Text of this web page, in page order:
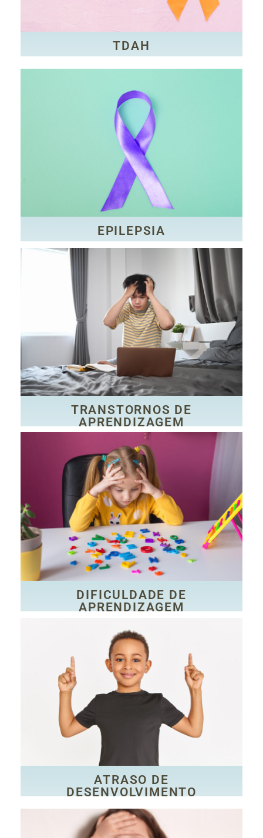
TDAH
O transtorno do déficit de atenção e hiperatividade é
EPILEPSIA
EPILEPSIA
A epilepsia é um distúrbio neurológico muito
comum, caracterizado por crises epiléticas que se
repetem em intervalos frequentes, caso não seja
tratada.
CLIQUE AQUI
TRANSTORNOS DE
APRENDIZAGEM
TRANSTORNOS DE
APRENDIZAGEM
Os transtornos de aprendizagem são, em geral,
condições médicas que prejudicam o potencial de
aprendizagem da criança, interferindo no seu
desempenho acadêmico e pleno desenvolvimento
das habilidades intelectuais do indivíduo, tais como o
TDAH, a dislexia e a discalculia.
CLIQUE AQUI
DIFICULDADE DE
APRENDIZAGEM
DIFICULDADE DE APRENDIZAGEM
As dificuldades de aprendizagem surgem por déficits
cognitivos e causas culturais e emocionais, afetando
quase 40% das crianças em fase escolar. A
dificuldade de aprendizagem não está relacionada a
um transtorno neurobiológico, mas a condições
externas ao indivíduo, associadas às questões
sociais do seu entorno.
CLIQUE AQUI
ATRASO DE
DESENVOLVIMENTO
ATRASO DE DESENVOLVIMENTO
O atraso de desenvolvimento neuropsicomotor pode
afetar as habilidades motoras, a linguagem e as
habilidades psicossociais, que abrangem a interação
com outras pessoas, a autonomia e a habilidade de
lidar com frustrações ou ambientes estranhos para a
criança.
CLIQUE AQUI